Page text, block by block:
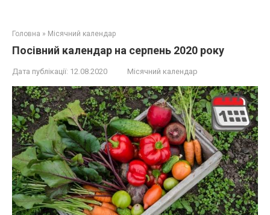
Головна » Місячний календар
Посівний календар на серпень 2020 року
Дата публікації: 12.08.2020 Місячний календар